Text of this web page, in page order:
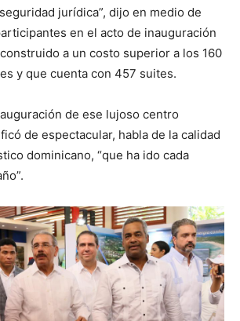
jurídica”, dijo en medio de
en el acto de inauguración
a un costo superior a los 160
y que cuenta con 457 suites.
de ese lujoso centro
de espectacular, habla de la calidad
dominicano, “que ha ido cada